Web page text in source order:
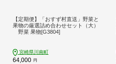
【定期便】「おすず村直送」野菜と
果物の厳選詰め合わせセット（大）
野菜 果物[G3804]
宮崎県川南町
64,000 円